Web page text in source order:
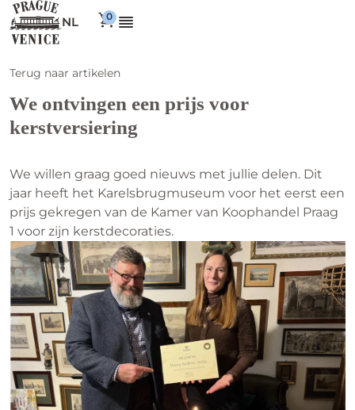
NL
Terug naar artikelen
We ontvingen een prijs voor
kerstversiering
We willen graag goed nieuws met jullie delen. Dit
jaar heeft het Karelsbrugmuseum voor het eerst een
prijs gekregen van de Kamer van Koophandel Praag
1 voor zijn kerstdecoraties.